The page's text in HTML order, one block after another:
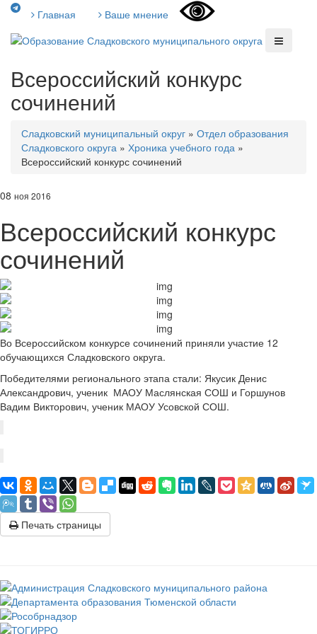
Главная Ваше мнение
Всероссийский конкурс
сочинений
Сладковский муниципальный округ » Отдел образования
Сладковского округа » Хроника учебного года »
Всероссийский конкурс сочинений
08 ноя 2016
Всероссийский конкурс
сочинений
Во Всероссийском конкурсе сочинений приняли участие 12
обучающихся Сладковского округа.
Победителями регионального этапа стали: Якусик Денис
Александрович, ученик МАОУ Маслянская СОШ и Горшунов
Вадим Викторович, ученик МАОУ Усовской СОШ.
Печать страницы